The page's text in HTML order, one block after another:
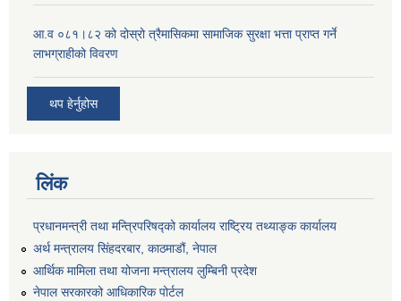
आ.व ०८१।८२ को दोस्रो त्रैमासिकमा सामाजिक सुरक्षा भत्ता प्राप्त गर्ने
लाभग्राहीको विवरण
थप हेर्नुहोस
लिंक
प्रधानमन्त्री तथा मन्त्रिपरिषद्को कार्यालय राष्ट्रिय तथ्याङ्क कार्यालय
अर्थ मन्त्रालय सिंहदरबार, काठमाडौं, नेपाल
आर्थिक मामिला तथा योजना मन्त्रालय लुम्बिनी प्रदेश
नेपाल सरकारको आधिकारिक पोर्टल